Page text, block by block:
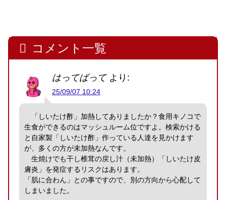
コメント一覧
はってばって より:
25/09/07 10:24
「しいたけ酢」加熱してありましたか？食用キノコで
生食ができるのはマッシュルーム位ですよ。検索かける
と自家製「しいたけ酢」作っている人達を見かけます
が、多くの方が未加熱なんです。
生焼けでも干し椎茸の戻し汁（未加熱）「しいたけ皮
膚炎」を発症するリスクはあります。
「肌に合わん」との事ですので、別の方向から心配して
しまいました。